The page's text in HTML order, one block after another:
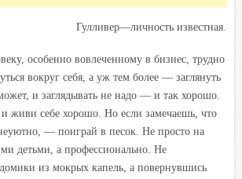
Гулливер—личность известная.
особенно вовлеченному в бизнес, трудно
вокруг себя, а уж тем более — заглянуть
и заглядывать не надо — и так хорошо.
живи себе хорошо. Но если замечаешь, что
— поиграй в песок. Не просто на
детьми, а профессионально. Не
из мокрых капель, а повернувшись